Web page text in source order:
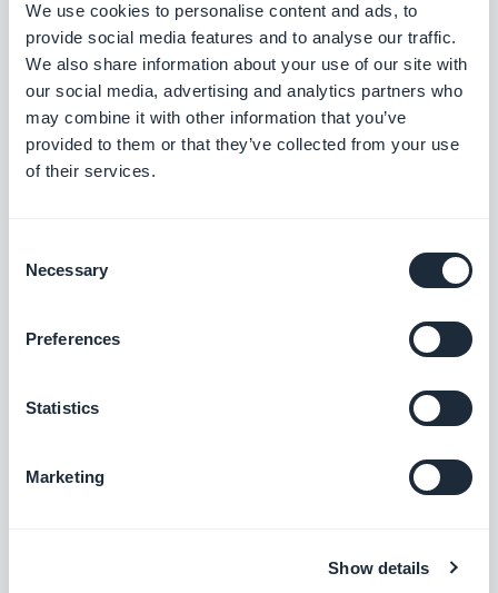
We use cookies to personalise content and ads, to
provide social media features and to analyse our traffic.
We also share information about your use of our site with
our social media, advertising and analytics partners who
may combine it with other information that you’ve
provided to them or that they’ve collected from your use
of their services.
Selection
Necessary
Preferences
Statistics
Marketing
Show details
de la información adicional. iOS
En las listas que utilizan la plantilla
Mínima, se ha corregido un problema
que podía provocar la desalineación del
localizador.
corregido un problema que impedía
que los GIF aparecieran correctamente.
Se ha corregido un problema que podía
provocar un bloqueo tras cambiar la
unidad de distancia en la página de
En las listas que utilizan la plantilla Une